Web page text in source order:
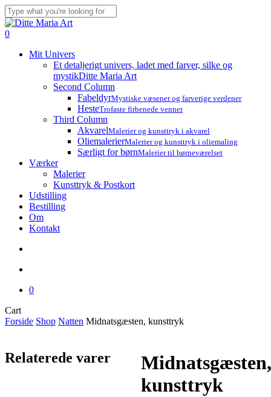
Skip
to
main
Close
Search
search
account
0
Mit Univers
Et detaljerigt univers, ladet med farver, silke og
mystikDitte Maria Art
Second Column
FabeldyrMystiske væsener og farverige verdener
HesteTrofaste firbenede venner
Third Column
AkvarelMalerier og kunsttryk i akvarel
OliemalerierMalerier og kunsttryk i oliemaling
Særligt for børnMalerier til børneværelset
Værker
Malerier
Kunsttryk & Postkort
Udstilling
Bestilling
Om
Kontakt
0
CartClose
Cart
Forside Shop Natten Midnatsgæsten, kunsttryk
Midnatsgæsten,
kunsttryk
Relaterede varer